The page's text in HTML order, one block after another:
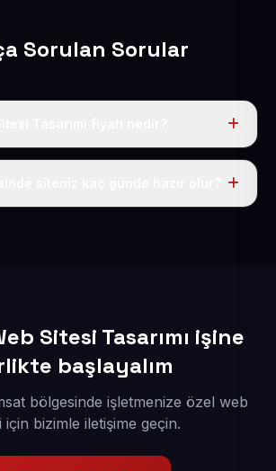
Sorulan Sorular
yıllık 50 USD + KDV. Bu bedele alan
Sitesi Tasarımı işine
başlayalım
bölgesinde işletmenize özel web
için bizimle iletişime geçin.